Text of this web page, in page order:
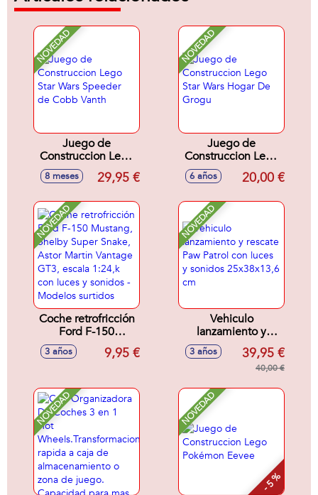
NOVEDAD
Juego de
Construccion Lego
Star Wars Speeder
de Cobb Vanth
8 meses 29,95 €
NOVEDAD
Juego de
Construccion Lego
Star Wars Hogar De
Grogu
6 años 20,00 €
NOVEDAD
Coche retrofricción
Ford F-150
Mustang, Shelby
Super Snake, Astor
con luces y sonidos
- Modelos surtidos
3 años 9,95 €
NOVEDAD
Vehiculo
lanzamiento y
rescate Paw Patrol
con luces y sonidos
25x38x13,6 cm
3 años 39,95 €
40,00 €
NOVEDAD NOVEDAD
- 5 %